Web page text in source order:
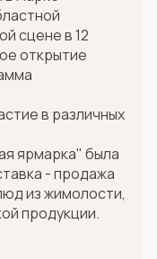
сцене в 12
открытие
в различных
ярмарка" была
- продажа
из жимолости,
продукции.